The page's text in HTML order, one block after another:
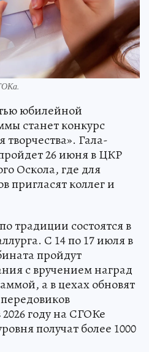
юбилейной
станет конкурс
творчества». Гала-
26 июня в ЦКР
Оскола, где для
пригласят коллег и
традиции состоятся в
С 14 по 17 июля в
пройдут
с вручением наград
а в цехах обновят
году на СГОКе
получат более 1000